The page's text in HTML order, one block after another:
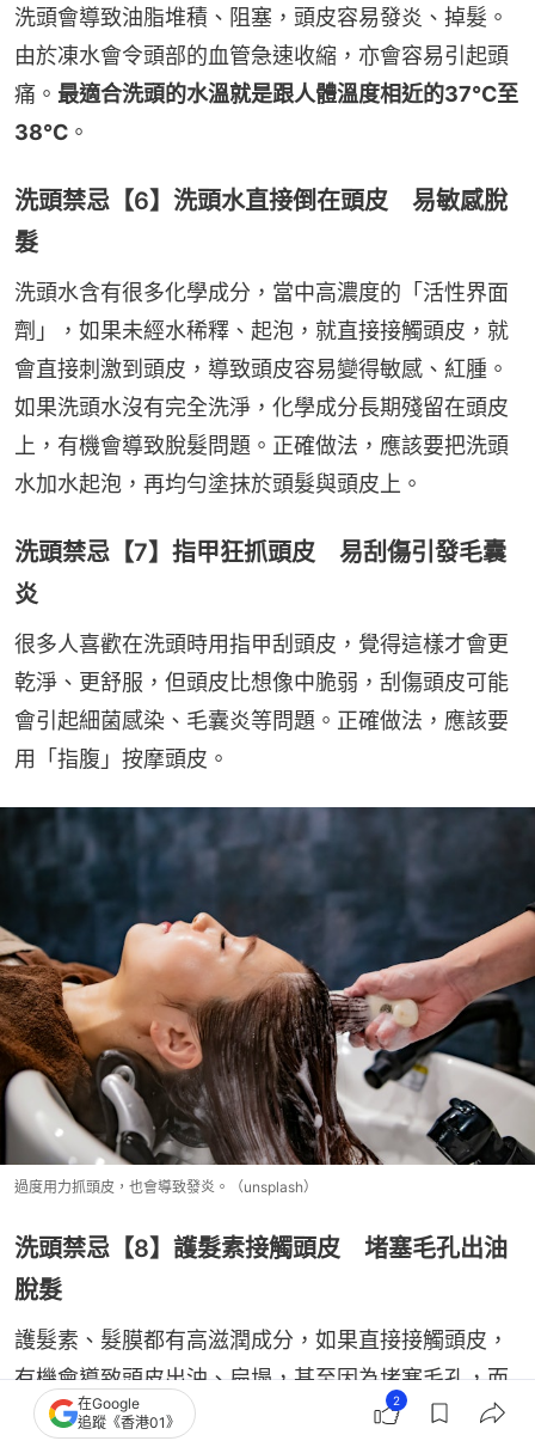
洗頭會導致油脂堆積、阻塞，頭皮容易發炎、掉髮。
由於凍水會令頭部的血管急速收縮，亦會容易引起頭
痛。 最適合洗頭的水溫就是跟人體溫度相近的37℃至
38℃ 。
洗頭禁忌【6】洗頭水直接倒在頭皮 易敏感脫
髮
洗頭水含有很多化學成分，當中高濃度的「活性界面
劑」，如果未經水稀釋、起泡，就直接接觸頭皮，就
會直接刺激到頭皮，導致頭皮容易變得敏感、紅腫。
如果洗頭水沒有完全洗淨，化學成分長期殘留在頭皮
上，有機會導致脫髮問題。正確做法，應該要把洗頭
水加水起泡，再均勻塗抹於頭髮與頭皮上。
洗頭禁忌【7】指甲狂抓頭皮 易刮傷引發毛囊
炎
很多人喜歡在洗頭時用指甲刮頭皮，覺得這樣才會更
乾淨、更舒服，但頭皮比想像中脆弱，刮傷頭皮可能
會引起細菌感染、毛囊炎等問題。正確做法，應該要
用「指腹」按摩頭皮。
過度用力抓頭皮，也會導致發炎。（unsplash）
洗頭禁忌【8】護髮素接觸頭皮 堵塞毛孔出油
脫髮
護髮素、髮膜都有高滋潤成分，如果直接接觸頭皮，
有機會導致頭皮出油、扁塌，甚至因為堵塞毛孔，而
導致頭髮脫落。正確做法是沾濕頭髮，把護髮素塗在
在Google
追蹤《香港01》
2